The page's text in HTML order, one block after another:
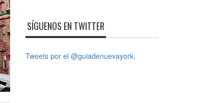
SÍGUENOS EN TWITTER
Tweets por el @guiadenuevayork.